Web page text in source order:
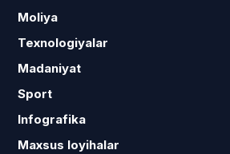
Moliya
Texnologiyalar
Madaniyat
Sport
Infografika
Maxsus loyihalar